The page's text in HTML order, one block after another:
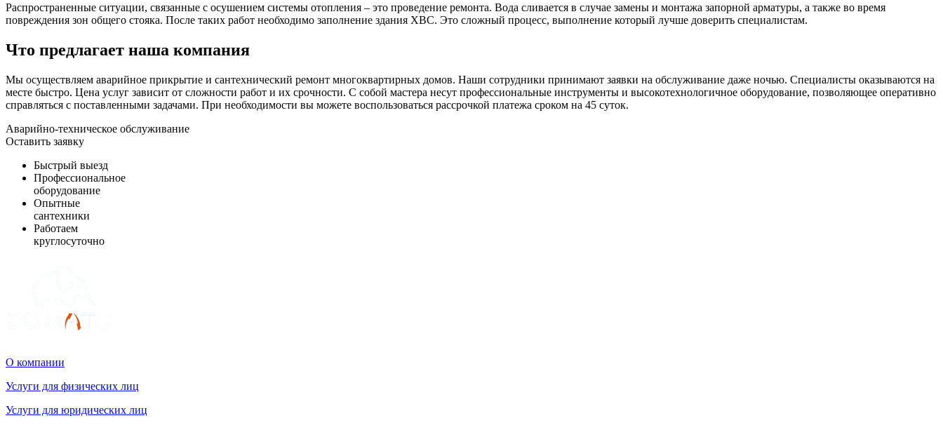
Распространенные ситуации, связанные с осушением системы отопления – это проведение ремонта. Вода сливается в случае замены и монтажа запорной арматуры, а также во время
повреждения зон общего стояка. После таких работ необходимо заполнение здания ХВС. Это сложный процесс, выполнение который лучше доверить специалистам.
Что предлагает наша компания
Мы осуществляем аварийное прикрытие и сантехнический ремонт многоквартирных домов. Наши сотрудники принимают заявки на обслуживание даже ночью. Специалисты оказываются на
месте быстро. Цена услуг зависит от сложности работ и их срочности. С собой мастера несут профессиональные инструменты и высокотехнологичное оборудование, позволяющее оперативно
справляться с поставленными задачами. При необходимости вы можете воспользоваться рассрочкой платежа сроком на 45 суток.
Аварийно-техническое обслуживание
Оставить заявку
Быстрый выезд
Профессиональное
оборудование
Опытные
сантехники
Работаем
круглосуточно
О компании
Услуги для физических лиц
Услуги для юридических лиц